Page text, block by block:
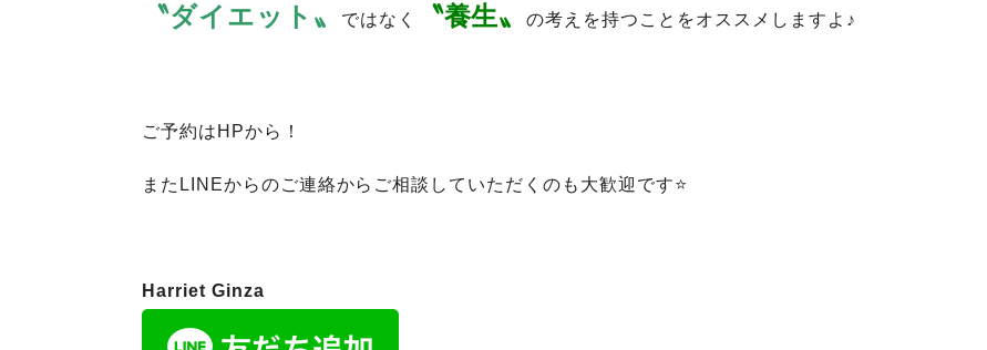
〝ダイエット〟 ではなく 〝養生〟の考えを持つことをオススメしますよ♪
ご予約はHPから！
またLINEからのご連絡からご相談していただくのも大歓迎です⭐️
Harriet Ginza